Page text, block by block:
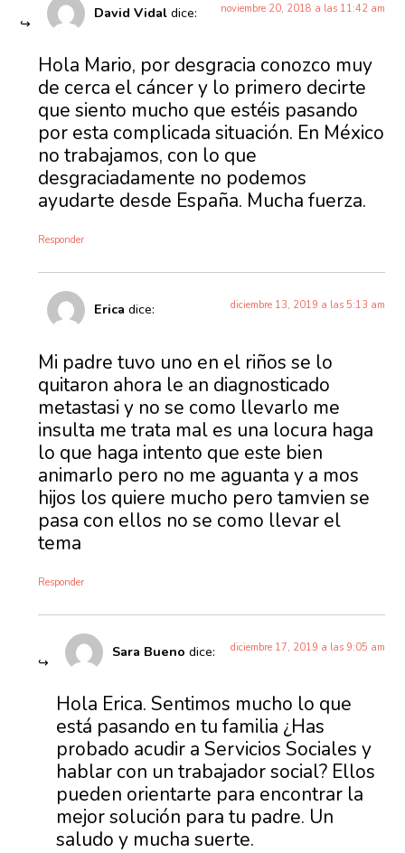
David Vidal dice: noviembre 20, 2018 a las 11:42 am
Hola Mario, por desgracia conozco muy
de cerca el cáncer y lo primero decirte
que siento mucho que estéis pasando
por esta complicada situación. En México
no trabajamos, con lo que
desgraciadamente no podemos
ayudarte desde España. Mucha fuerza.
Responder
Erica dice: diciembre 13, 2019 a las 5:13 am
Mi padre tuvo uno en el riños se lo
quitaron ahora le an diagnosticado
metastasi y no se como llevarlo me
insulta me trata mal es una locura haga
lo que haga intento que este bien
animarlo pero no me aguanta y a mos
hijos los quiere mucho pero tamvien se
pasa con ellos no se como llevar el
tema
Responder
Sara Bueno dice: diciembre 17, 2019 a las 9:05 am
Hola Erica. Sentimos mucho lo que
está pasando en tu familia ¿Has
probado acudir a Servicios Sociales y
hablar con un trabajador social? Ellos
pueden orientarte para encontrar la
mejor solución para tu padre. Un
saludo y mucha suerte.